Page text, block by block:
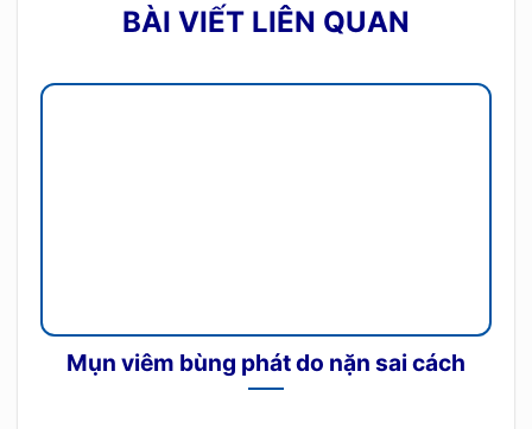
BÀI VIẾT LIÊN QUAN
Mụn viêm bùng phát do nặn sai cách